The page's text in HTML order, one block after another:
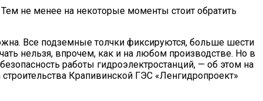
не менее на некоторые моменты стоит обратить
Все подземные толчки фиксируются, больше шести
нельзя, впрочем, как и на любом производстве. Но в
работы гидроэлектростанций, — об этом на
Крапивинской ГЭС «Ленгидропроект»